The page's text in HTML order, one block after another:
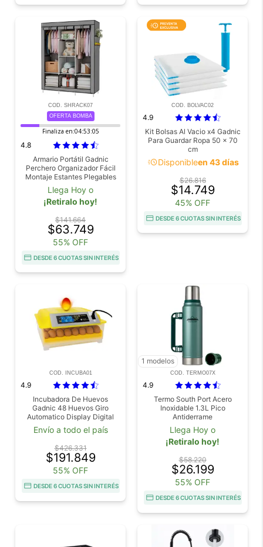
COD. SHRACK07
OFERTA BOMBA
Finaliza en:04:53:04
4.8
Armario Portátil Gadnic
Perchero Organizador Fácil
Montaje Estantes Plegables
Ropa Zapatos y Accesorios
Llega Hoy o
¡Retiralo hoy!
$141.664
$63.749
55% OFF
DESDE 6 CUOTAS SIN INTERÉS
COD. BOLVAC02
4.9
Kit Bolsas Al Vacio x4 Gadnic
Para Guardar Ropa 50 x 70
cm
acuteDisponibleen 43 días
$26.816
$14.749
45% OFF
DESDE 6 CUOTAS SIN INTERÉS
COD. INCUBA01
4.9
Incubadora De Huevos
Gadnic 48 Huevos Giro
Automatico Display Digital
Control Temperatura
Humedad 80W
Envío a todo el país
$426.331
$191.849
55% OFF
DESDE 6 CUOTAS SIN INTERÉS
1 modelos
COD. TERMO07X
4.9
Termo South Port Acero
Inoxidable 1.3L Pico
Antiderrame
Llega Hoy o
¡Retiralo hoy!
$58.220
$26.199
55% OFF
DESDE 6 CUOTAS SIN INTERÉS